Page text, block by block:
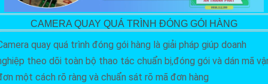
CAMERA QUAY QUÁ TRÌNH ĐÓNG GÓI HÀNG
quay quá trình đóng gói hàng là giải pháp giúp doanh
theo dõi toàn bộ thao tác chuẩn bị,đóng gói và dán mã
một cách rõ ràng và chuẩn sát rõ mã đơn hàng